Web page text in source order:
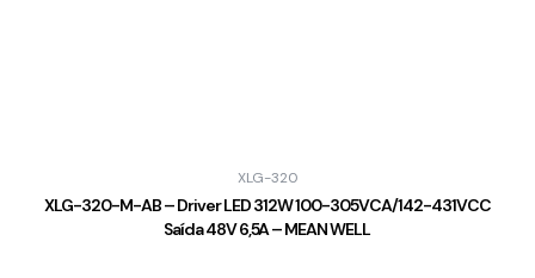
XLG-320
XLG-320-M-AB – Driver LED 312W 100-305VCA/142-431VCC
Saída 48V 6,5A – MEAN WELL